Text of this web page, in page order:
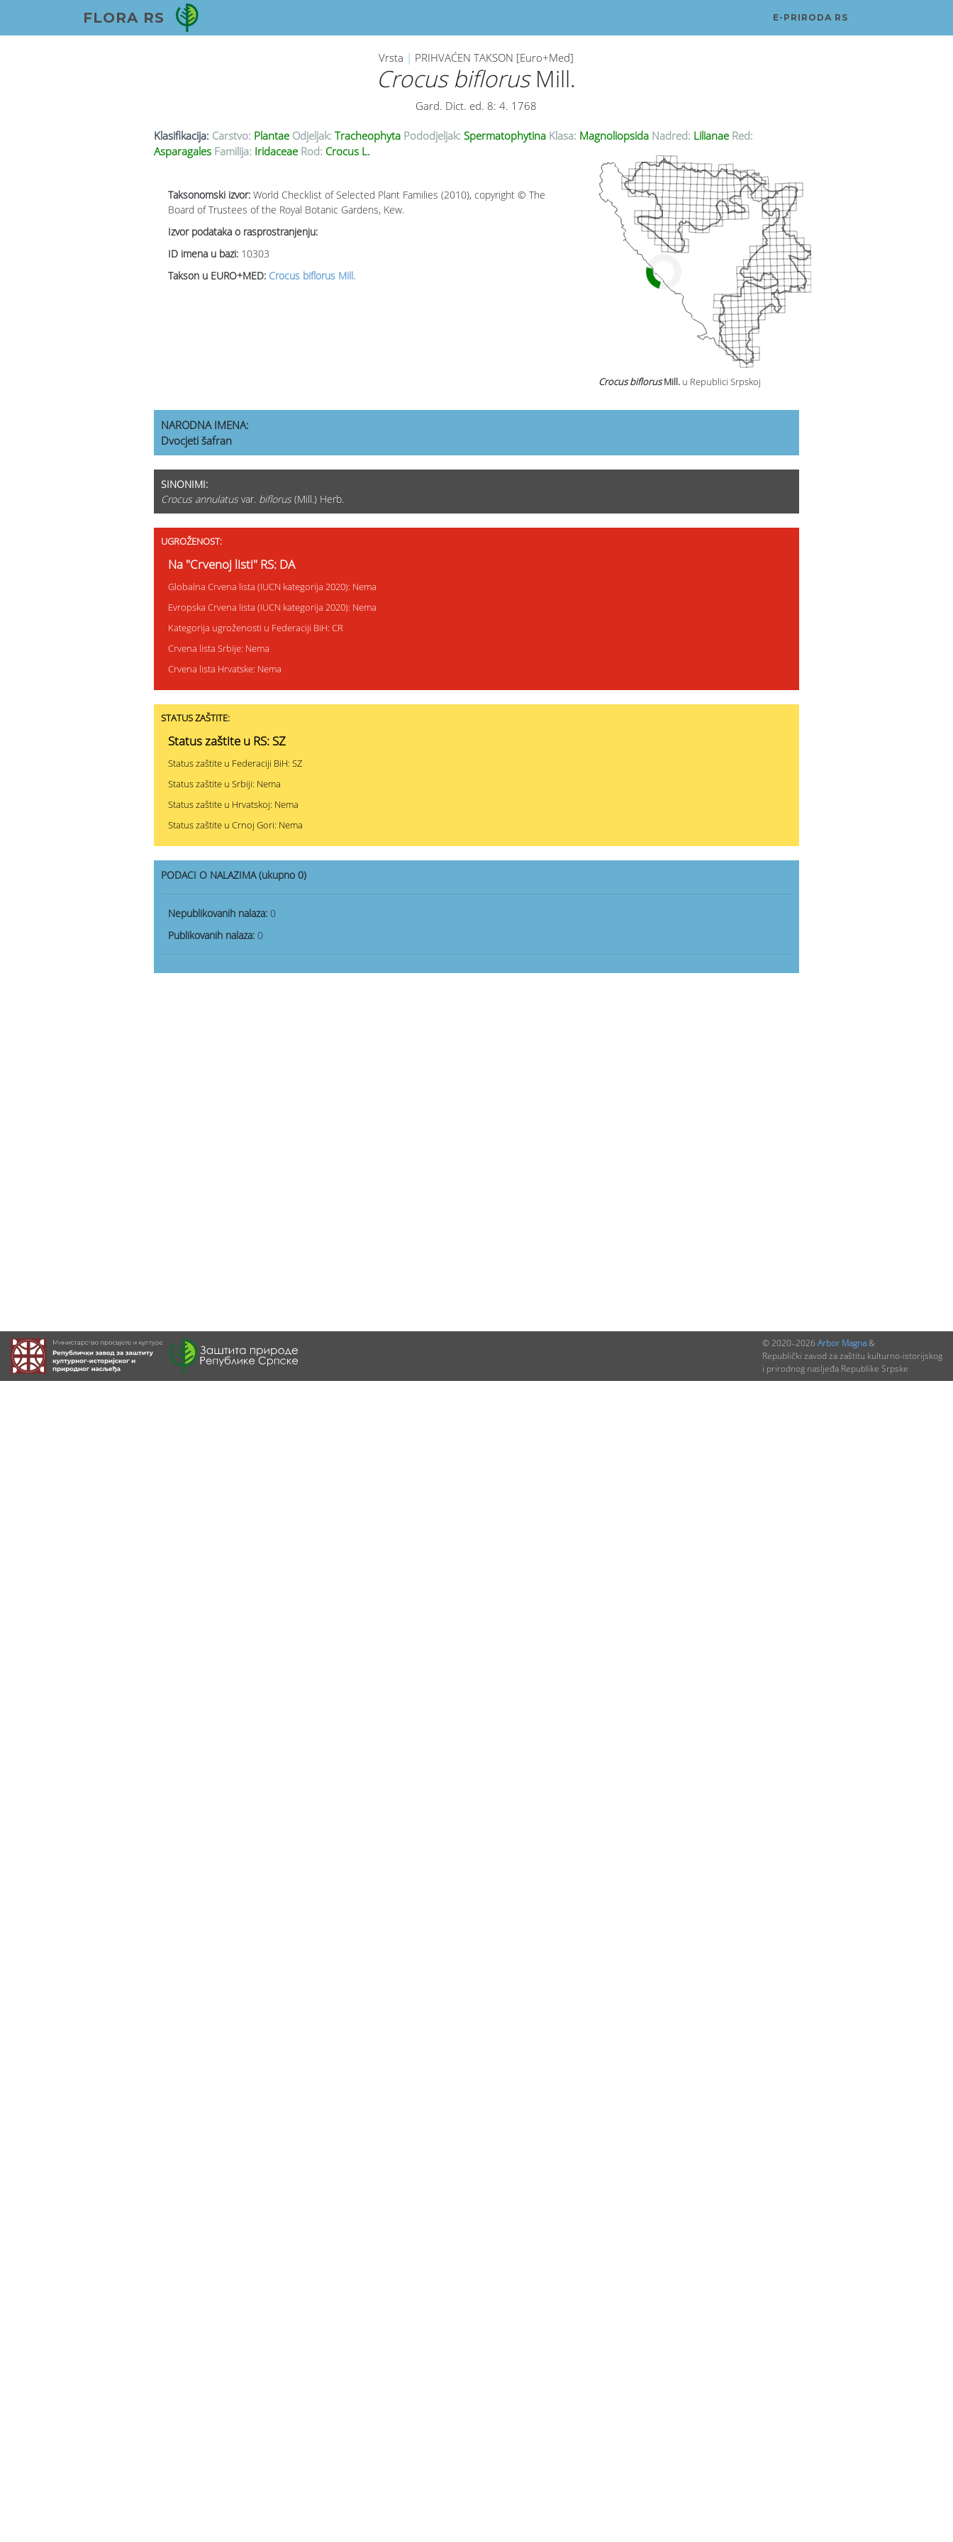
FLORA RS E-PRIRODA RS
Vrsta | PRIHVAĆEN TAKSON [Euro+Med]
Crocus biflorusMill.
Gard. Dict. ed. 8: 4. 1768
Klasifikacija: Carstvo: Plantae Odjeljak: Tracheophyta Pododjeljak: Spermatophytina Klasa: Magnoliopsida Nadred: Lilianae Red:
Asparagales Familija: Iridaceae Rod: Crocus L.
Taksonomski izvor: World Checklist of Selected Plant Families (2010), copyright © The
Board of Trustees of the Royal Botanic Gardens, Kew.
Izvor podataka o rasprostranjenju:
ID imena u bazi: 10303
Takson u EURO+MED: Crocus biflorus Mill.
Crocus biflorusMill. u Republici Srpskoj
NARODNA IMENA:
Dvocjeti šafran
SINONIMI:
Crocus annulatusvar. biflorus(Mill.) Herb.
UGROŽENOST:
Na "Crvenoj listi" RS: DA
Globalna Crvena lista (IUCN kategorija 2020): Nema
Evropska Crvena lista (IUCN kategorija 2020): Nema
Kategorija ugroženosti u Federaciji BiH: CR
Crvena lista Srbije: Nema
Crvena lista Hrvatske: Nema
STATUS ZAŠTITE:
Status zaštite u RS: SZ
Status zaštite u Federaciji BiH: SZ
Status zaštite u Srbiji: Nema
Status zaštite u Hrvatskoj: Nema
Status zaštite u Crnoj Gori: Nema
PODACI O NALAZIMA (ukupno 0)
Nepublikovanih nalaza: 0
Publikovanih nalaza: 0
© 2020–2026 Arbor Magna&
Republički zavod za zaštitu kulturno-istorijskog
i prirodnog nasljeđa Republike Srpske